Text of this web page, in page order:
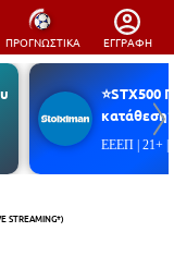
ΠΡΟΓΝΩΣΤΙΚΑ ΕΓΓΡΑΦΗ
⭐STX500
ΕΕΕΠ | 21+